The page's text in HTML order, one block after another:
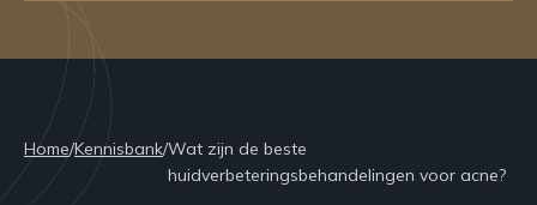
Home/Kennisbank/Wat zijn de beste
huidverbeteringsbehandelingen voor acne?